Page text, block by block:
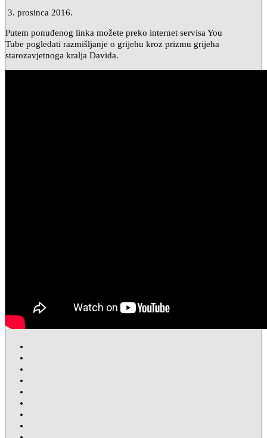
3. prosinca 2016.
Putem ponuđenog linka možete preko internet servisa You
Tube pogledati razmišljanje o grijehu kroz prizmu grijeha
starozavjetnoga kralja Davida.